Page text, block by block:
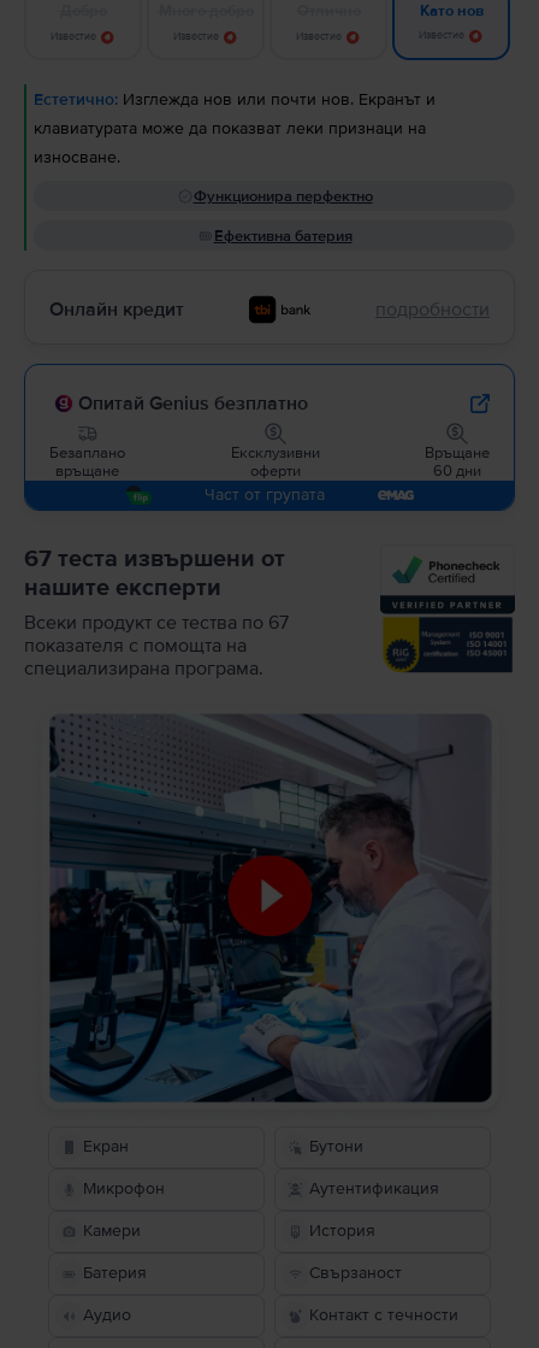
Известие Известие Известие
Като нов
Известие
Естетично: Изглежда нов или почти нов. Екранът и
клавиатурата може да показват леки признаци на
износване.
Функционира перфектно
Ефективна батерия
Онлайн кредит подробности
Опитай Genius безплатно
Безаплано
връщане
Ексклузивни
оферти
Връщане
60 дни
Част от групата
67 теста извършени от
нашите експерти
Всеки продукт се тества по 67
показателя с помощта на
специализирана програма.
Екран Бутони
Микрофон Аутентификация
Камери История
Батерия Свързаност
Аудио
Контакт с течности